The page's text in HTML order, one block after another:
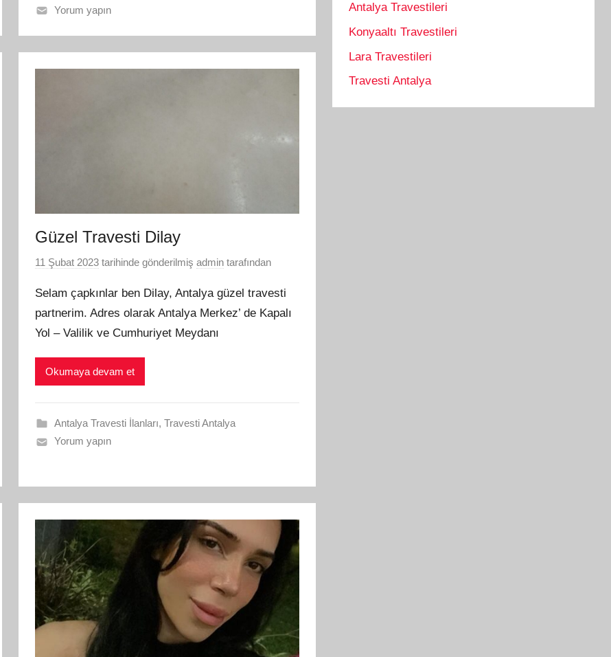
Yorum yapın
Güzel Travesti Dilay
11 Şubat 2023 tarihinde gönderilmiş admin tarafından
Selam çapkınlar ben Dilay, Antalya güzel travesti
partnerim. Adres olarak Antalya Merkez’ de Kapalı
Yol – Valilik ve Cumhuriyet Meydanı
Okumaya devam et
Antalya Travesti İlanları, Travesti Antalya
Yorum yapın
Antalya Travestileri
Konyaaltı Travestileri
Lara Travestileri
Travesti Antalya